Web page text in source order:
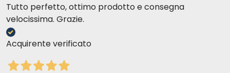
Tutto perfetto, ottimo prodotto e consegna
velocissima. Grazie.
Acquirente verificato